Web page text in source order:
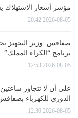
مؤشر أسعار الاستهلاك
2026-08-05 20:42
صفاقس: وزير التجهيز
برنامج “الكراء المملك”
2026-08-05 12:53
على أن لا تتجاوز
الدوري للكهرباء
2026-08-05 12:30